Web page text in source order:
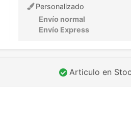
Personalizado
Envío normal
Envío Express
Articulo en